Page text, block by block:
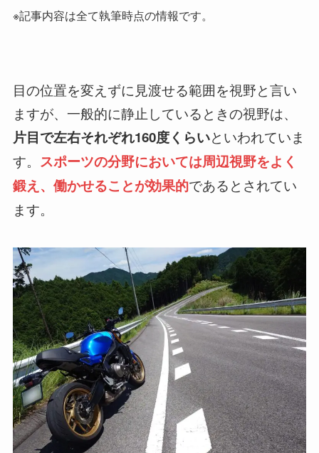
※記事内容は全て執筆時点の情報です。
目の位置を変えずに見渡せる範囲を視野と言い
ますが、一般的に静止しているときの視野は、
片目で左右それぞれ160度くらいといわれていま
す。 スポーツの分野においては周辺視野をよく
鍛え、働かせることが効果的であるとされてい
ます。